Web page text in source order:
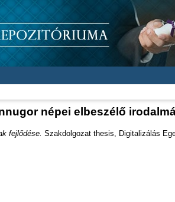
népei elbeszélő
fejlődése. Szakdolgozat thesis, Digitalizálás